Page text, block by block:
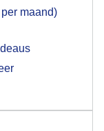
maand)
gegeven,
waarin